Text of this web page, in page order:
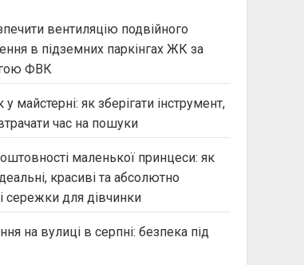
вентиляцію подвійного
в підземних паркінгах ЖК за
ФВК
майстерні: як зберігати інструмент,
час на пошуки
маленької принцеси: як
красиві та абсолютно
сережки для дівчинки
на вулиці в серпні: безпека під